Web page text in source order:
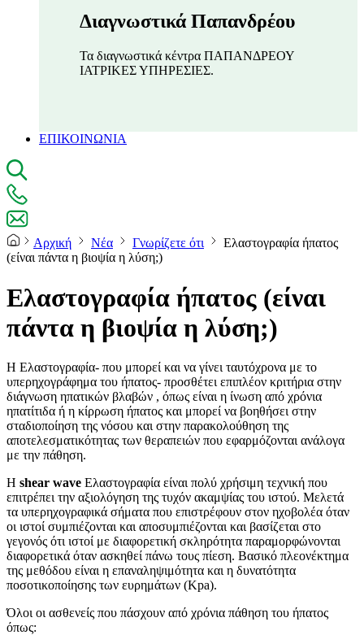
Διαγνωστικά Παπανδρέου
Τα διαγνωστικά κέντρα ΠΑΠΑΝΔΡΕΟΥ
ΙΑΤΡΙΚΕΣ ΥΠΗΡΕΣΙΕΣ.
ΕΠΙΚΟΙΝΩΝΙΑ
Αρχική Νέα Γνωρίζετε ότι
Ελαστογραφία ήπατος
(είναι πάντα η βιοψία η λύση;)
Ελαστογραφία ήπατος (είναι
πάντα η βιοψία η λύση;)
Η Ελαστογραφία- που μπορεί και να γίνει ταυτόχρονα με το
υπερηχογράφημα του ήπατος- προσθέτει επιπλέον κριτήρια στην
διάγνωση ηπατικών βλαβών , όπως είναι η ίνωση από χρόνια
ηπατίτιδα ή η κίρρωση ήπατος και μπορεί να βοηθήσει στην
σταδιοποίηση της νόσου και στην παρακολούθηση της
αποτελεσματικότητας των θεραπειών που εφαρμόζονται ανάλογα
με την πάθηση.
Η shear wave Ελαστογραφία είναι πολύ χρήσιμη τεχνική που
επιτρέπει την αξιολόγηση της τυχόν ακαμψίας του ιστού. Μελετά
τα υπερηχογραφικά σήματα που επιστρέφουν στον ηχοβολέα όταν
οι ιστοί συμπιέζονται και αποσυμπιέζονται και βασίζεται στο
γεγονός ότι ιστοί με διαφορετική σκληρότητα παραμορφώνονται
διαφορετικά όταν ασκηθεί πάνω τους πίεση. Βασικό πλεονέκτημα
της μεθόδου είναι η επαναληψιμότητα και η δυνατότητα
ποσοτικοποίησης των ευρημάτων (Kpa).
Όλοι οι ασθενείς που πάσχουν από χρόνια πάθηση του ήπατος
όπως: